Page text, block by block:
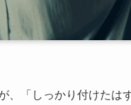
、「しっかり付けた